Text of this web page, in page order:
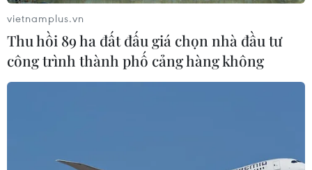
vietnamplus.vn
Thu hồi 89 ha đất đấu giá chọn nhà đầu tư
công trình thành phố cảng hàng không